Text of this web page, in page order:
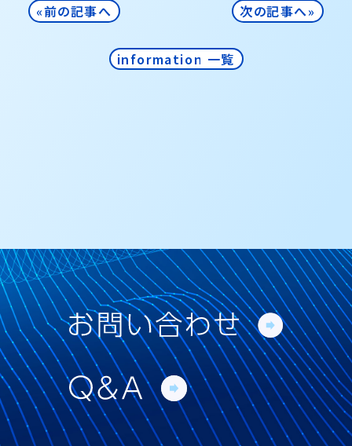
«前の記事へ 次の記事へ»
information 一覧